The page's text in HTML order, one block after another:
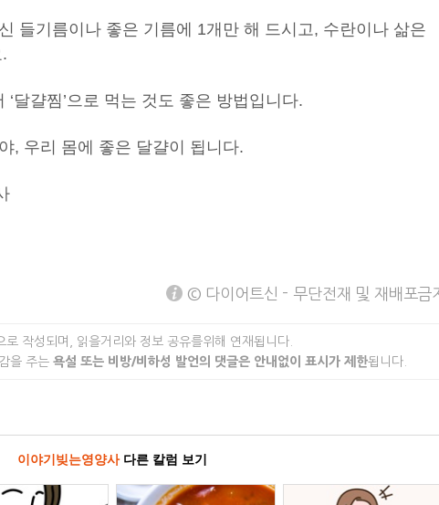
들기름이나 좋은 기름에 1개만 해 드시고, 수란이나 삶은
달걀찜’으로 먹는 것도 좋은 방법입니다.
, 우리 몸에 좋은 달걀이 됩니다.
© 다이어트신 - 무단전재 및 재배포금
작성되며, 읽을거리와 정보 공유를위해 연재됩니다.
을 주는 욕설 또는 비방/비하성 발언의 댓글은 안내없이 표시가 제한됩니다.
이야기빚는영양사다른 칼럼 보기